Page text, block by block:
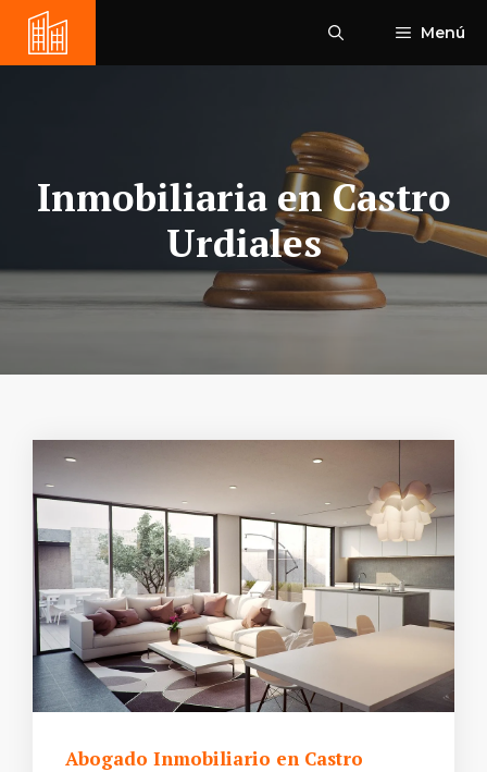
Saltar
contenido
Menú
Inmobiliaria en Castro
Urdiales
Abogado Inmobiliario en Castro